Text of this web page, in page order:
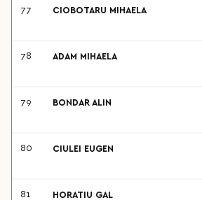
77 CIOBOTARU MIHAELA
78 ADAM MIHAELA
79 BONDAR ALIN
80 CIULEI EUGEN
81 HORATIU GAL